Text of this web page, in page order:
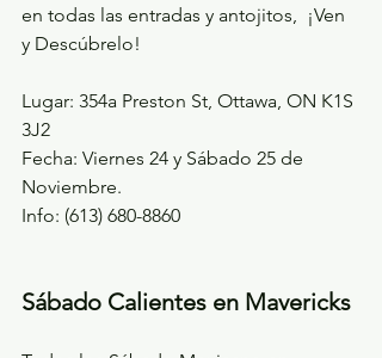
en todas las entradas y antojitos,  ¡Ven
y Descúbrelo!
Lugar: 354a Preston St, Ottawa, ON K1S
3J2
Fecha: Viernes 24 y Sábado 25 de
Noviembre.
Info: (613) 680-8860
Sábado Calientes en Mavericks